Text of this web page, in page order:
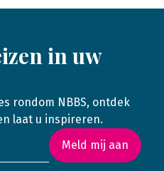
in uw
rondom NBBS, ontdek
laat u inspireren.
Meld mij aan